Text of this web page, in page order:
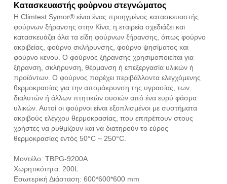
Κατασκευαστής φούρνου στεγνώματος
Η Climtest Symor® είναι ένας προηγμένος κατασκευαστής
φούρνων ξήρανσης στην Κίνα, η εταιρεία σχεδιάζει και
κατασκευάζει όλα τα είδη φούρνων ξήρανσης, όπως φούρνο
ακριβείας, φούρνο σκλήρυνσης, φούρνο ψησίματος και
φούρνο κενού. Ο φούρνος ξήρανσης χρησιμοποιείται για
ξήρανση, σκλήρυνση, θέρμανση ή επεξεργασία υλικών ή
προϊόντων. Ο φούρνος παρέχει περιβάλλοντα ελεγχόμενης
θερμοκρασίας για την απομάκρυνση της υγρασίας, των
διαλυτών ή άλλων πτητικών ουσιών από ένα ευρύ φάσμα
υλικών. Αυτοί οι φούρνοι είναι εξοπλισμένοι με συστήματα
ακριβούς ελέγχου θερμοκρασίας, που επιτρέπουν στους
χρήστες να ρυθμίζουν και να διατηρούν το εύρος
θερμοκρασίας εντός 50°C ~ 250°C.
Μοντέλο: TBPG-9200A
Χωρητικότητα: 200L
Εσωτερική Διάσταση: 600*600*600 mm